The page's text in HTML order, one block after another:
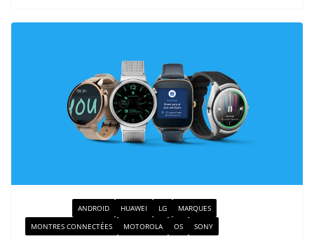
ANDROID HUAWEI LG
MARQUES
MONTRES CONNECTÉES
MOTOROLA OS SONY